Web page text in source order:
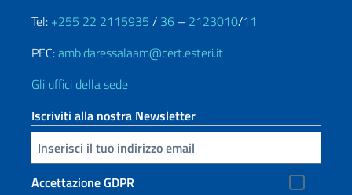
Tel: +255 22 2115935 / 36 – 2123010/11
PEC:amb.daressalaam@cert.esteri.it
Gli uffici della sede
Iscriviti alla nostra Newsletter
Inserisci la tua email
Accettazione GDPR